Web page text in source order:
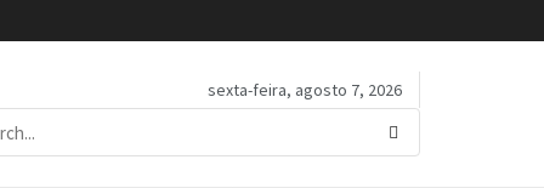
sexta-feira, agosto 7, 2026